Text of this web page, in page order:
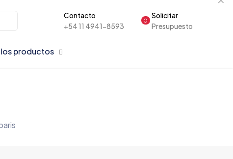
Contacto
+54 11 4941-8593
0
Solicitar
Presupuesto
productos